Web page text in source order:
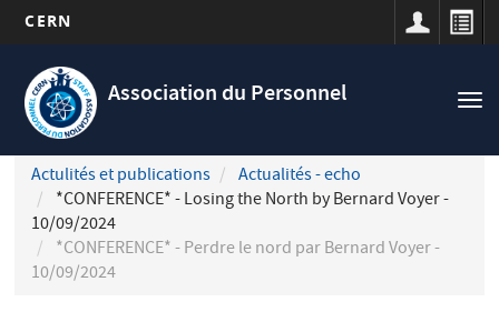
contenu
principal
CERN
Association du Personnel
Navigation
principale
Actulités et publications
Actualités - echo
*CONFERENCE* - Losing the North by Bernard Voyer -
10/09/2024
*CONFERENCE* - Perdre le nord par Bernard Voyer -
10/09/2024